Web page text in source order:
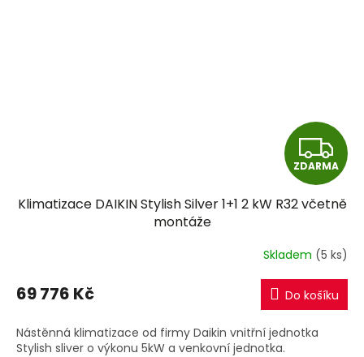
Z
D
A
R
M
A
ZDARMA
Klimatizace DAIKIN Stylish Silver 1+1 2 kW R32 včetně
montáže
Skladem (5 ks)
69 776 Kč Do košíku
Nástěnná klimatizace od firmy Daikin vnitřní jednotka
Stylish sliver o výkonu 5kW a venkovní jednotka.